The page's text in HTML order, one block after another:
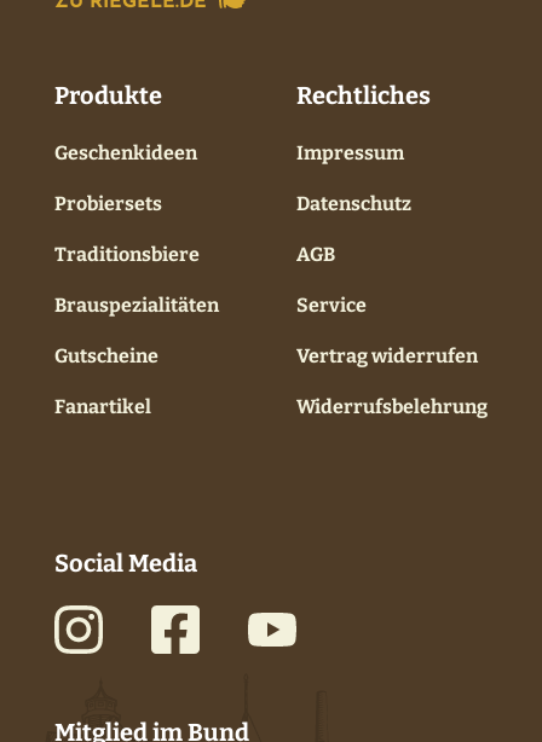
Produkte
Geschenkideen
Probiersets
Traditionsbiere
Brauspezialitäten
Gutscheine
Fanartikel
Rechtliches
Impressum
Datenschutz
AGB
Service
Vertrag widerrufen
Widerrufsbelehrung
Social Media
Mitglied im Bund